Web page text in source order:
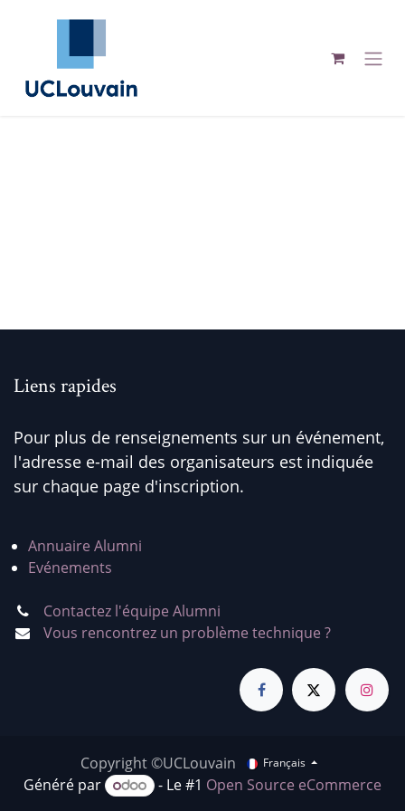
Se rendre au contenu
Liens rapides
Pour plus de renseignements sur un événement,
l'adresse e-mail des organisateurs est indiquée
sur chaque page d'inscription.
Annuaire Alumni
Evénements
Contactez l'équipe Alumni
Vous rencontrez un problème technique ?
Copyright ©UCLouvain Français
Généré par - Le #1 Open Source eCommerce